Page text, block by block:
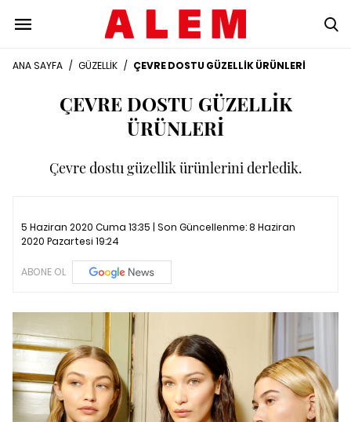
ANA SAYFA / GÜZELLİK / ÇEVRE DOSTU GÜZELLİK ÜRÜNLERİ
ÇEVRE DOSTU GÜZELLİK
ÜRÜNLERİ
Çevre dostu güzellik ürünlerini derledik.
5 Haziran 2020 Cuma 13:35 | Son Güncellenme:8 Haziran
2020 Pazartesi 19:24
ABONE OL